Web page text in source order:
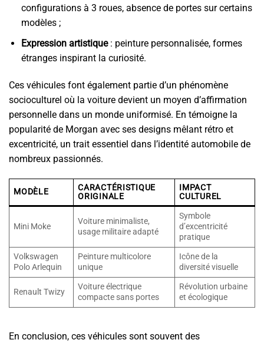
configurations à 3 roues, absence de portes sur certains
modèles ;
Expression artistique: peinture personnalisée, formes
étranges inspirant la curiosité.
Ces véhicules font également partie d’un phénomène
socioculturel où la voiture devient un moyen d’affirmation
personnelle dans un monde uniformisé. En témoigne la
popularité de Morgan avec ses designs mêlant rétro et
excentricité, un trait essentiel dans l’identité automobile de
nombreux passionnés.
MODÈLE
CARACTÉRISTIQUE
ORIGINALE
IMPACT
CULTUREL
Mini Moke
Voiture minimaliste,
usage militaire adapté
Symbole
d’excentricité
pratique
Volkswagen
Polo Arlequin
Peinture multicolore
unique
Icône de la
diversité visuelle
Renault Twizy
Voiture électrique
compacte sans portes
Révolution urbaine
et écologique
En conclusion, ces véhicules sont souvent des